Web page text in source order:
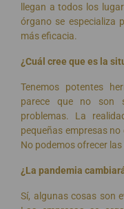
llegan a todos los
órgano se especializa
más eficacia.
¿Cuál cree que es la
Tenemos potentes
parece que no son
problemas. La
pequeñas empresas
No podemos ofrecer
¿La pandemia
Sí, algunas cosas son